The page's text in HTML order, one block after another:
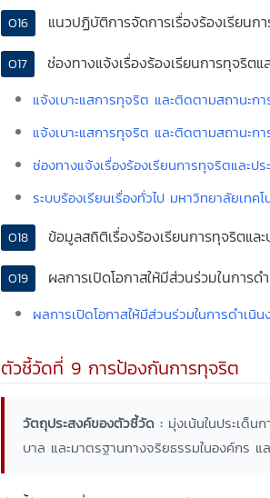
O16 แนวปฏิบัติการจัดการเรื่องร้องเรียนก
O17 ช่องทางแจ้งเรื่องร้องเรียนการทุจริต
แจ้งเบาะแสการทุจริต และติดตามสถานะ
แจ้งเบาะแสการทุจริต และติดตามสถานะก
ช่องทางแจ้งเรื่องร้องเรียนการทุจริตและ
ระบบร้องเรียนเรื่องทั่วไป มหาวิทยาลัยเทค
O18 ข้อมูลสถิติเรื่องร้องเรียนการทุจริตแ
O19 ผลการเปิดโอกาสให้มีส่วนร่วมในกา
ผลการเปิดโอกาสให้มีส่วนร่วมในการดำเ
ตัวชี้วัดที่ 9 การป้องกันการทุจริต
วัตถุประสงค์ของตัวชี้วัด : มุ่งเน้นในประเด็
บาล และมาตรฐานทางจริยธรรมในองค์กร แ